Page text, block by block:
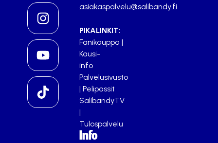
asiakaspalvelu@salibandy.fi
PIKALINKIT:
Fanikauppa |
Kausi-
info
Palvelusivusto
| Pelipassit
SalibandyTV
|
Tulospalvelu
Info